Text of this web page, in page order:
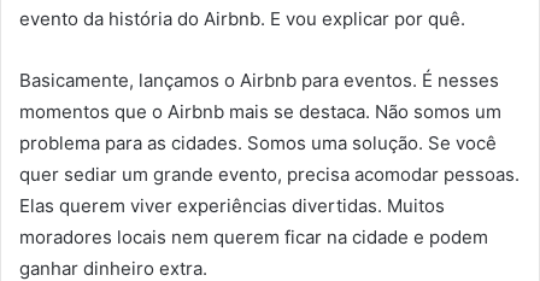
evento da história do Airbnb. E vou explicar por quê.
Basicamente, lançamos o Airbnb para eventos. É nesses
momentos que o Airbnb mais se destaca. Não somos um
problema para as cidades. Somos uma solução. Se você
quer sediar um grande evento, precisa acomodar pessoas.
Elas querem viver experiências divertidas. Muitos
moradores locais nem querem ficar na cidade e podem
ganhar dinheiro extra.